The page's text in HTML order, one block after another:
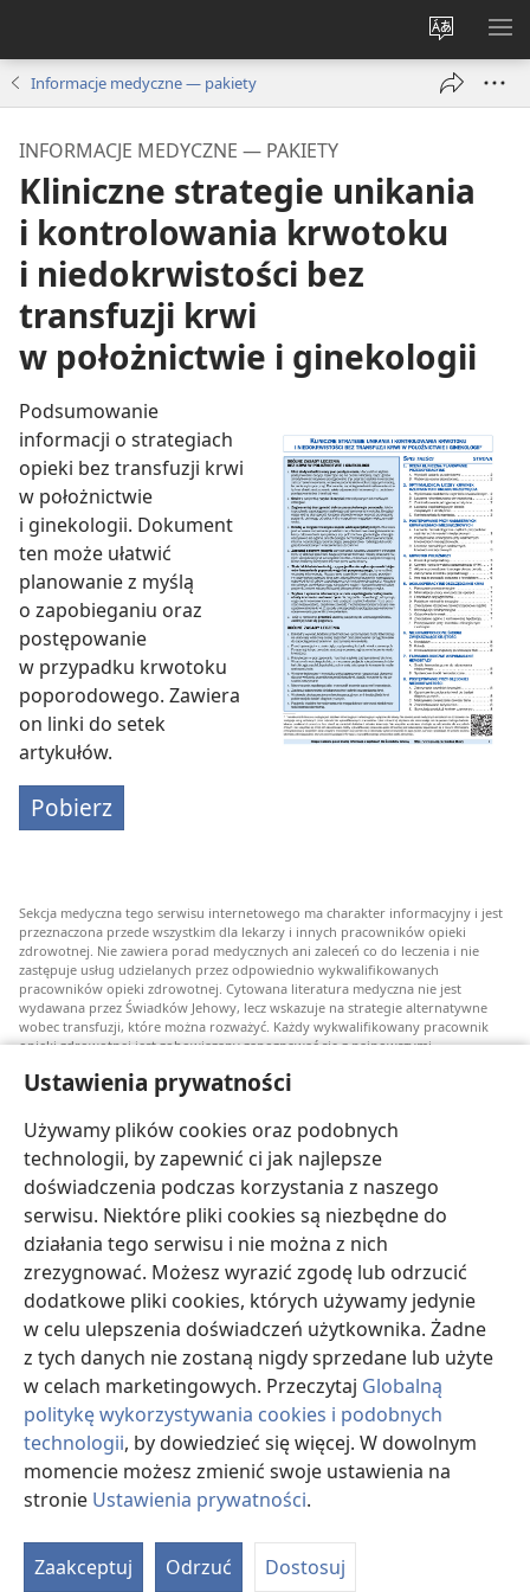
Ustawienia prywatności
Używamy plików cookies oraz podobnych
technologii, by zapewnić ci jak najlepsze
doświadczenia podczas korzystania z naszego
serwisu. Niektóre pliki cookies są niezbędne do
działania tego serwisu i nie można z nich
zrezygnować. Możesz wyrazić zgodę lub odrzucić
dodatkowe pliki cookies, których używamy jedynie
w celu ulepszenia doświadczeń użytkownika. Żadne
z tych danych nie zostaną nigdy sprzedane lub użyte
w celach marketingowych. Przeczytaj Globalną
politykę wykorzystywania cookies i podobnych
technologii, by dowiedzieć się więcej. W dowolnym
momencie możesz zmienić swoje ustawienia na
stronie Ustawienia prywatności.
Zaakceptuj Odrzuć Dostosuj
Wybór
języka
Informacje medyczne — pakiety
INFORMACJE MEDYCZNE — PAKIETY
Kliniczne strategie unikania
i kontrolowania krwotoku
i niedokrwistości bez
transfuzji krwi
w położnictwie i ginekologii
Podsumowanie
informacji o strategiach
opieki bez transfuzji krwi
w położnictwie
i ginekologii. Dokument
ten może ułatwić
planowanie z myślą
o zapobieganiu oraz
postępowanie
w przypadku krwotoku
poporodowego. Zawiera
on linki do setek
artykułów.
Pobierz
Sekcja medyczna tego serwisu internetowego ma charakter informacyjny i jest
przeznaczona przede wszystkim dla lekarzy i innych pracowników opieki
zdrowotnej. Nie zawiera porad medycznych ani zaleceń co do leczenia i nie
zastępuje usług udzielanych przez odpowiednio wykwalifikowanych
pracowników opieki zdrowotnej. Cytowana literatura medyczna nie jest
wydawana przez Świadków Jehowy, lecz wskazuje na strategie alternatywne
wobec transfuzji, które można rozważyć. Każdy wykwalifikowany pracownik
opieki zdrowotnej jest zobowiązany zapoznawać się z najnowszymi
pomóc mu w dokonaniu wyboru stosownie do jego stanu zdrowia, życzeń,
wartości i przekonań. Nie wszystkie wymienione strategie są odpowiednie dla
wszystkich chorych i nie wszystkie są przez nich akceptowane.
W sprawie leczenia lub stanu zdrowia pacjenci zawsze powinni zasięgać
informacji u swojego lekarza lub innego wykwalifikowanego pracownika opieki
zdrowotnej. Jeżeli podejrzewasz, że jesteś chory, zgłoś się do lekarza.
Korzystanie z tego serwisu internetowego jest ograniczone warunkami jego
użytkowania.
Wyświetlanie
Copyright© 2026 Watch Tower Bible and Tract Society of Pennsylvania.
WARUNKI UŻYTKOWANIA| POLITYKA PRYWATNOŚCI
PRYWATNOŚCI